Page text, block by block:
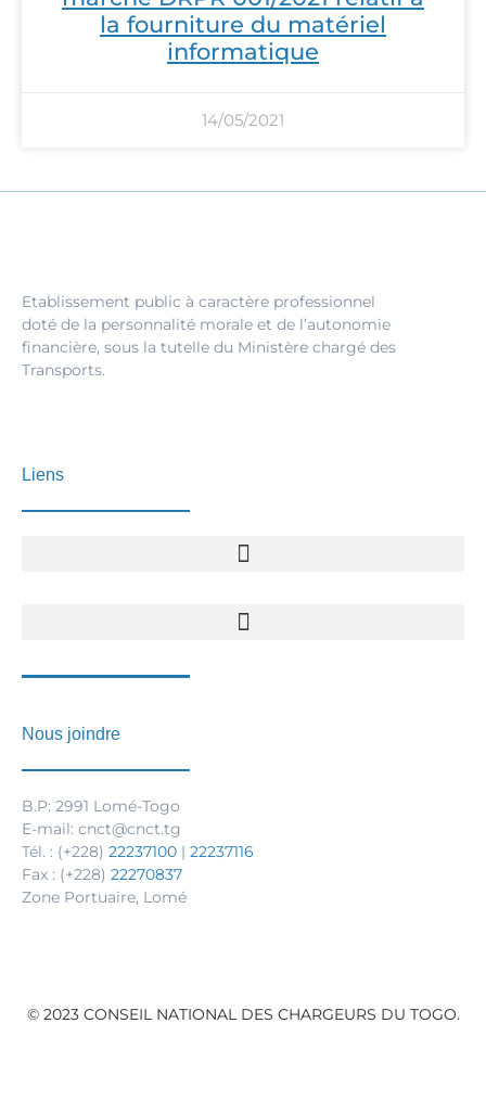
la fourniture du matériel
informatique
14/05/2021
Etablissement public à caractère professionnel
doté de la personnalité morale et de l’autonomie
financière, sous la tutelle du Ministère chargé des
Transports.
Liens
Nous joindre
B.P: 2991 Lomé-Togo
E-mail: cnct@cnct.tg
Tél. : (+228) 22237100 | 22237116
Fax : (+228) 22270837
Zone Portuaire, Lomé
© 2023 CONSEIL NATIONAL DES CHARGEURS DU TOGO.